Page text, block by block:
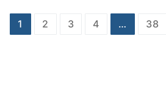
Paginação
1 2 3 4 … 38